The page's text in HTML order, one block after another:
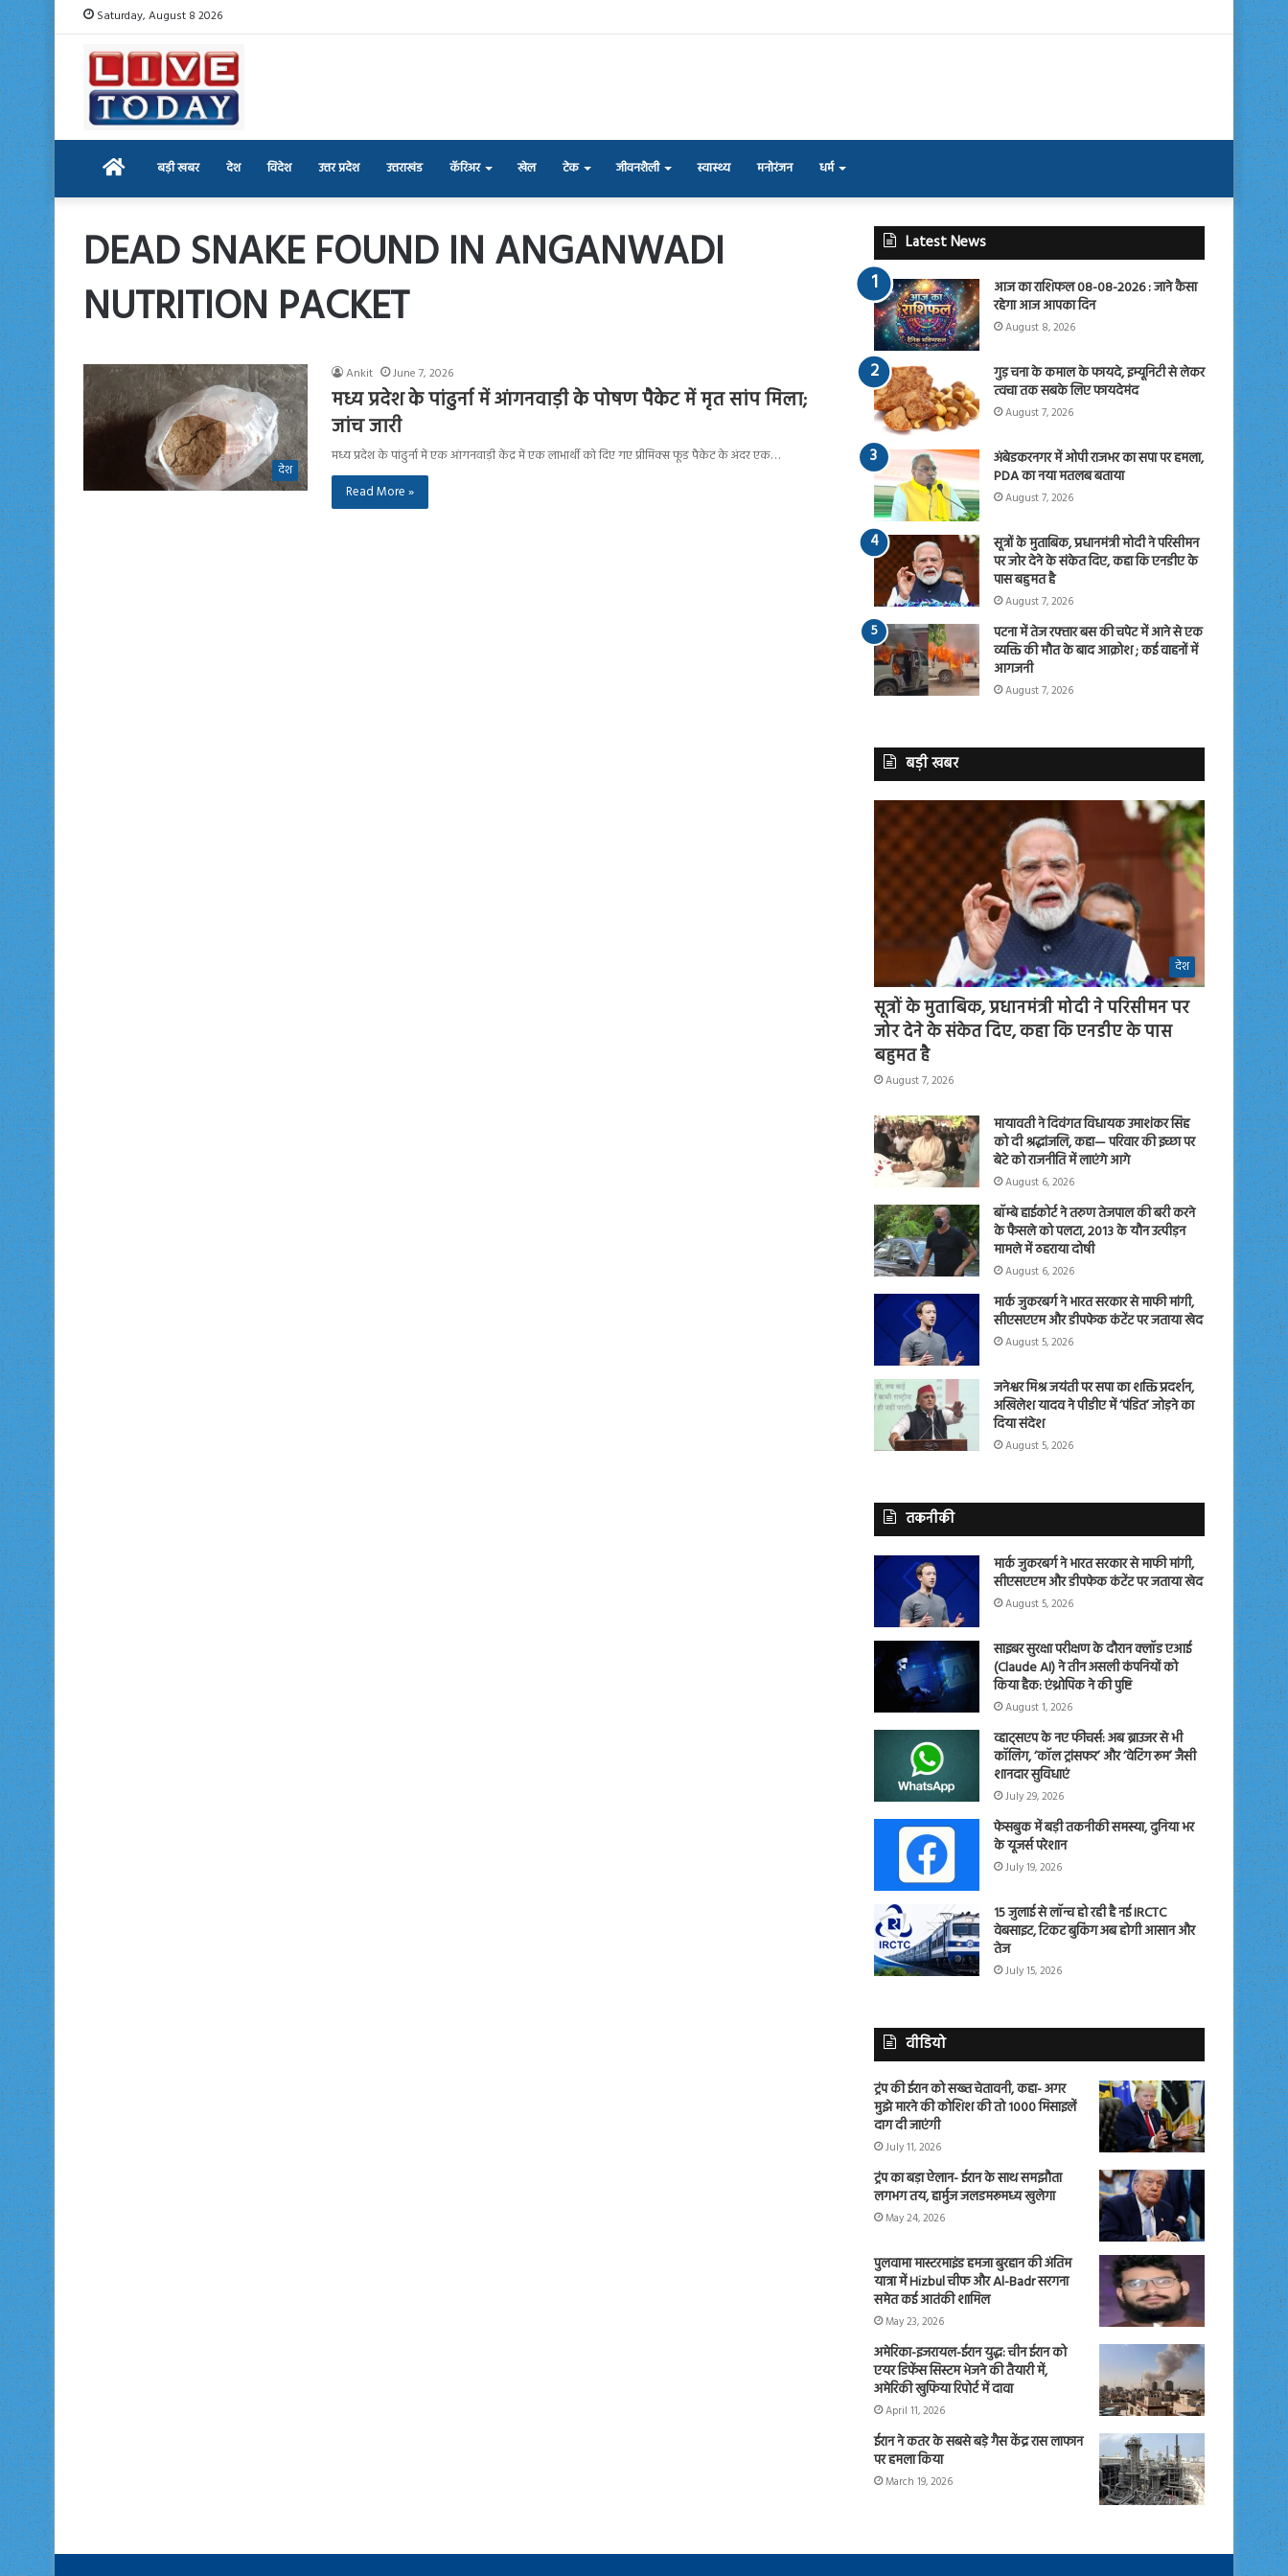
Saturday, August 8 2026
Home बड़ी खबर देश विदेश उत्तर प्रदेश उत्तराखंड कॅरिअर खेल टेक जीवनशैली स्वास्थ्य मनोरंजन धर्म
DEAD SNAKE FOUND IN ANGANWADI
NUTRITION PACKET
देश
Ankit June 7, 2026
मध्य प्रदेश के पांढुर्ना में आंगनवाड़ी के पोषण पैकेट में मृत सांप मिला;
जांच जारी
मध्य प्रदेश के पांढुर्ना में एक आंगनवाड़ी केंद्र में एक लाभार्थी को दिए गए प्रीमिक्स फूड पैकेट के अंदर एक…
Read More »
Latest News
आज का राशिफल 08-08-2026 : जाने कैसा
रहेगा आज आपका दिन
August 8, 2026
गुड़ चना के कमाल के फायदे, इम्यूनिटी से लेकर
त्वचा तक सबके लिए फायदेमंद
August 7, 2026
अंबेडकरनगर में ओपी राजभर का सपा पर हमला,
PDA का नया मतलब बताया
August 7, 2026
सूत्रों के मुताबिक, प्रधानमंत्री मोदी ने परिसीमन
पर जोर देने के संकेत दिए, कहा कि एनडीए के
पास बहुमत है
August 7, 2026
पटना में तेज रफ्तार बस की चपेट में आने से एक
व्यक्ति की मौत के बाद आक्रोश ; कई वाहनों में
आगजनी
August 7, 2026
बड़ी खबर
देश
सूत्रों के मुताबिक, प्रधानमंत्री मोदी ने परिसीमन पर
जोर देने के संकेत दिए, कहा कि एनडीए के पास
बहुमत है
August 7, 2026
मायावती ने दिवंगत विधायक उमाशंकर सिंह
को दी श्रद्धांजलि, कहा— परिवार की इच्छा पर
बेटे को राजनीति में लाएंगे आगे
August 6, 2026
बॉम्बे हाईकोर्ट ने तरुण तेजपाल की बरी करने
के फैसले को पलटा, 2013 के यौन उत्पीड़न
मामले में ठहराया दोषी
August 6, 2026
मार्क जुकरबर्ग ने भारत सरकार से माफी मांगी,
सीएसएएम और डीपफेक कंटेंट पर जताया खेद
August 5, 2026
जनेश्वर मिश्र जयंती पर सपा का शक्ति प्रदर्शन,
अखिलेश यादव ने पीडीए में ‘पंडित’ जोड़ने का
दिया संदेश
August 5, 2026
तकनीकी
मार्क जुकरबर्ग ने भारत सरकार से माफी मांगी,
सीएसएएम और डीपफेक कंटेंट पर जताया खेद
August 5, 2026
साइबर सुरक्षा परीक्षण के दौरान क्लॉड एआई
(Claude AI) ने तीन असली कंपनियों को
किया हैक: एंथ्रोपिक ने की पुष्टि
August 1, 2026
व्हाट्सएप के नए फीचर्स: अब ब्राउजर से भी
कॉलिंग, ‘कॉल ट्रांसफर’ और ‘वेटिंग रूम’ जैसी
शानदार सुविधाएं
July 29, 2026
फेसबुक में बड़ी तकनीकी समस्या, दुनिया भर
के यूजर्स परेशान
July 19, 2026
15 जुलाई से लॉन्च हो रही है नई IRCTC
वेबसाइट, टिकट बुकिंग अब होगी आसान और
तेज
July 15, 2026
वीडियो
ट्रंप की ईरान को सख्त चेतावनी, कहा- अगर
मुझे मारने की कोशिश की तो 1000 मिसाइलें
दाग दी जाएंगी
July 11, 2026
ट्रंप का बड़ा ऐलान- ईरान के साथ समझौता
लगभग तय, हार्मुज जलडमरूमध्य खुलेगा
May 24, 2026
पुलवामा मास्टरमाइंड हमजा बुरहान की अंतिम
यात्रा में Hizbul चीफ और Al-Badr सरगना
समेत कई आतंकी शामिल
May 23, 2026
अमेरिका-इजरायल-ईरान युद्ध: चीन ईरान को
एयर डिफेंस सिस्टम भेजने की तैयारी में,
अमेरिकी खुफिया रिपोर्ट में दावा
April 11, 2026
ईरान ने कतर के सबसे बड़े गैस केंद्र रास लाफान
पर हमला किया
March 19, 2026